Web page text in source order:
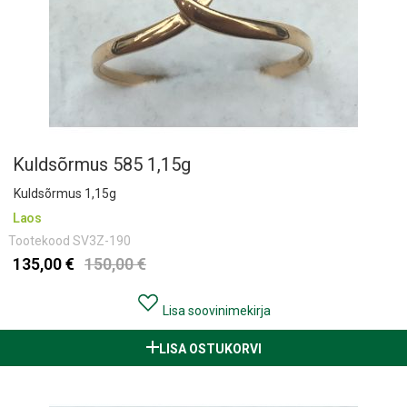
Kuldsõrmus 585 1,15g
Kuldsõrmus 1,15g
Laos
Tootekood SV3Z-190
135,00 € 150,00 €
Lisa soovinimekirja
LISA OSTUKORVI